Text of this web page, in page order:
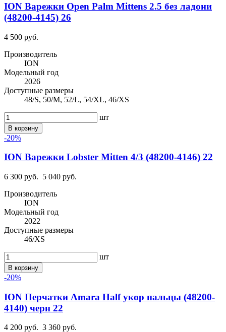
ION Варежки Open Palm Mittens 2.5 без ладони
(48200-4145) 26
4 500 руб.
Производитель
ION
Модельный год
2026
Доступные размеры
48/S, 50/M, 52/L, 54/XL, 46/XS
шт
В корзину
-20%
ION Варежки Lobster Mitten 4/3 (48200-4146) 22
6 300 руб. 5 040 руб.
Производитель
ION
Модельный год
2022
Доступные размеры
46/XS
шт
В корзину
-20%
ION Перчатки Amara Half укор пальцы (48200-
4140) черн 22
4 200 руб. 3 360 руб.